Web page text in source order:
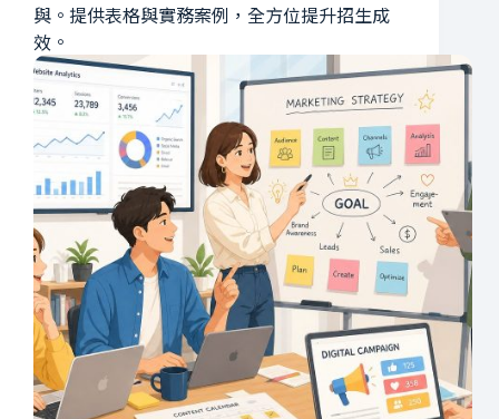
與。提供表格與實務案例，全方位提升招生成
效。